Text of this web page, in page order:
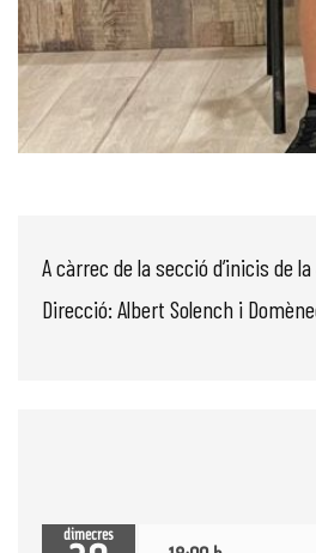
A càrrec de la secció d’inicis de
Direcció: Albert Solench i
dimecres